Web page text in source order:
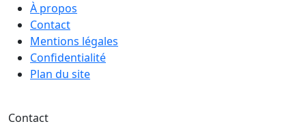
À propos
Contact
Mentions légales
Confidentialité
Plan du site
Contact